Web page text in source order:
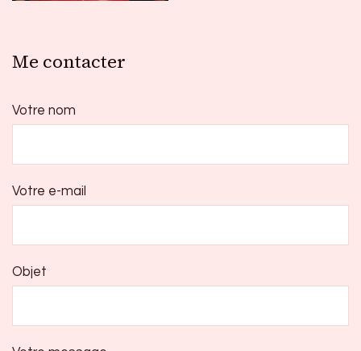
Me contacter
Votre nom
Votre e-mail
Objet